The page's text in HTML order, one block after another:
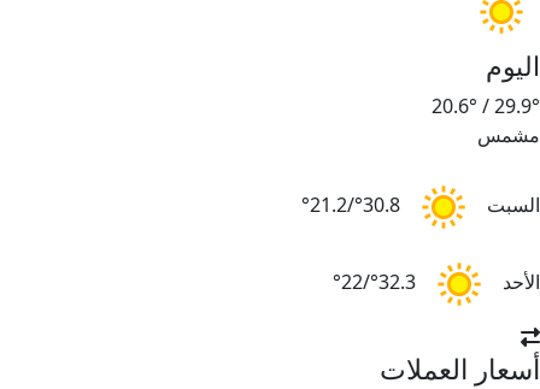
اليوم
29.9°
/
20.6°
مشمس
السبت 30.8°/21.2°
الأحد 32.3°/22°
أسعار العملات